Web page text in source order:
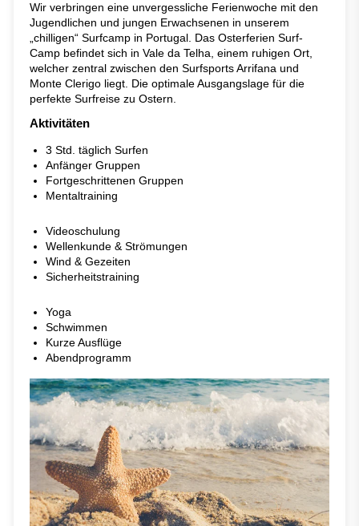
Wir verbringen eine unvergessliche Ferienwoche mit den
Jugendlichen und jungen Erwachsenen in unserem
„chilligen“ Surfcamp in Portugal. Das Osterferien Surf-
Camp befindet sich in Vale da Telha, einem ruhigen Ort,
welcher zentral zwischen den Surfsports Arrifana und
Monte Clerigo liegt. Die optimale Ausgangslage für die
perfekte Surfreise zu Ostern.
Aktivitäten
3 Std. täglich Surfen
Anfänger Gruppen
Fortgeschrittenen Gruppen
Mentaltraining
Videoschulung
Wellenkunde & Strömungen
Wind & Gezeiten
Sicherheitstraining
Yoga
Schwimmen
Kurze Ausflüge
Abendprogramm